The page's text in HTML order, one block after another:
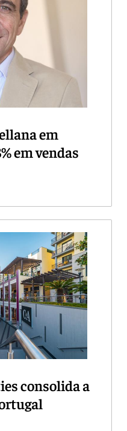
em
em vendas
consolida a